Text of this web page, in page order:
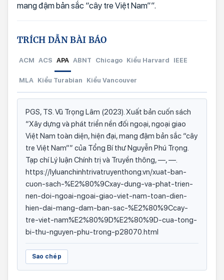
mang đậm bản sắc “cây tre Việt Nam””.
TRÍCH DẪN BÀI BÁO
ACM ACS APA ABNT Chicago Kiểu Harvard IEEE
MLA Kiểu Turabian Kiểu Vancouver
PGS, TS. Vũ Trọng Lâm (2023). Xuất bản cuốn sách
“Xây dựng và phát triển nền đối ngoại, ngoại giao
Việt Nam toàn diện, hiện đại, mang đậm bản sắc “cây
tre Việt Nam”” của Tổng Bí thư Nguyễn Phú Trọng.
Tạp chí Lý luận Chính trị và Truyền thông, —, —.
https://lyluanchinhtrivatruyenthong.vn/xuat-ban-
cuon-sach-%E2%80%9Cxay-dung-va-phat-trien-
nen-doi-ngoai-ngoai-giao-viet-nam-toan-dien-
hien-dai-mang-dam-ban-sac-%E2%80%9Ccay-
tre-viet-nam%E2%80%9D%E2%80%9D-cua-tong-
bi-thu-nguyen-phu-trong-p28070.html
Sao chép